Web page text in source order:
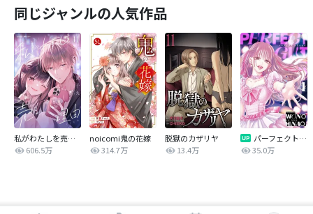
同じジャンルの人気作品
私がわたしを売る理由
606.5万
noicomi鬼の花嫁
314.7万
脱獄のカザリヤ
13.4万
パーフェクトグリッター
35.0万